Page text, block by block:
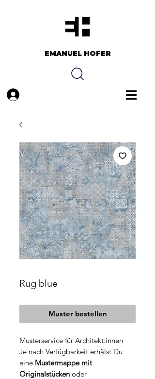
EMANUEL HOFER​​
Rug blue
Muster bestellen
Musterservice für Architekt:innen
Je nach Verfügbarkeit erhälst Du
eine Mustermappe mit
Originalstücken oder